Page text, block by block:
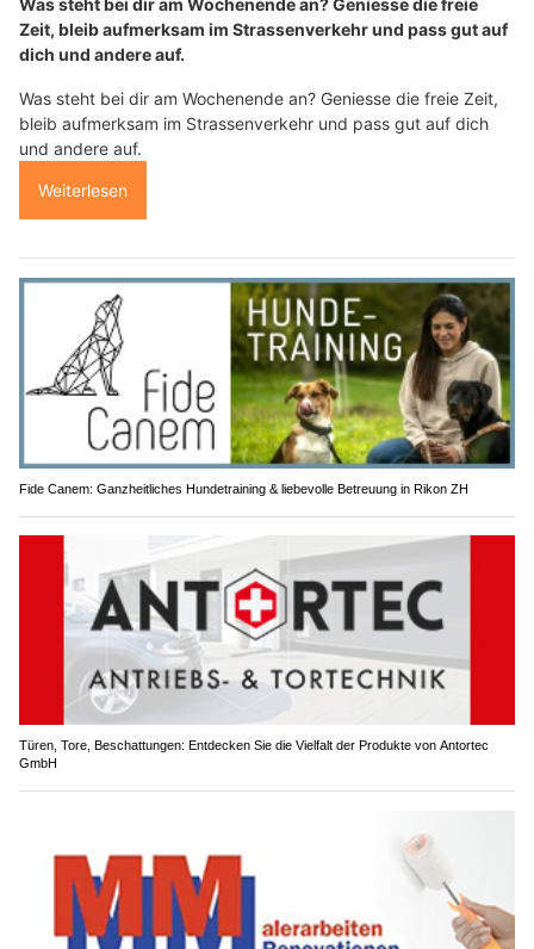
Was steht bei dir am Wochenende an? Geniesse die freie
Zeit, bleib aufmerksam im Strassenverkehr und pass gut auf
dich und andere auf.
Was steht bei dir am Wochenende an? Geniesse die freie Zeit,
bleib aufmerksam im Strassenverkehr und pass gut auf dich
und andere auf.
Weiterlesen
Fide Canem: Ganzheitliches Hundetraining & liebevolle Betreuung in Rikon ZH
Türen, Tore, Beschattungen: Entdecken Sie die Vielfalt der Produkte von Antortec
GmbH